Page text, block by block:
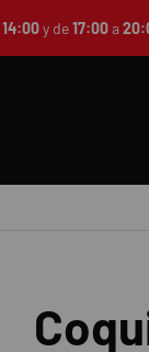
14:00y de17:00a